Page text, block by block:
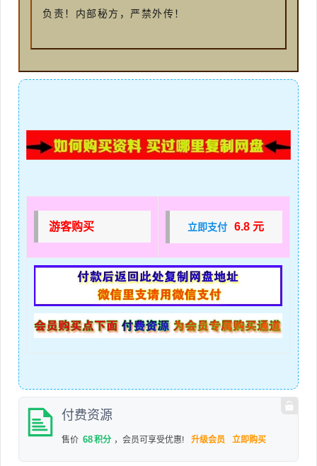
负责！内部秘方，严禁外传！
游客购买 立即支付 6.8 元
付费资源
售价 68积分 ，会员可享受优惠! 升级会员 立即购买